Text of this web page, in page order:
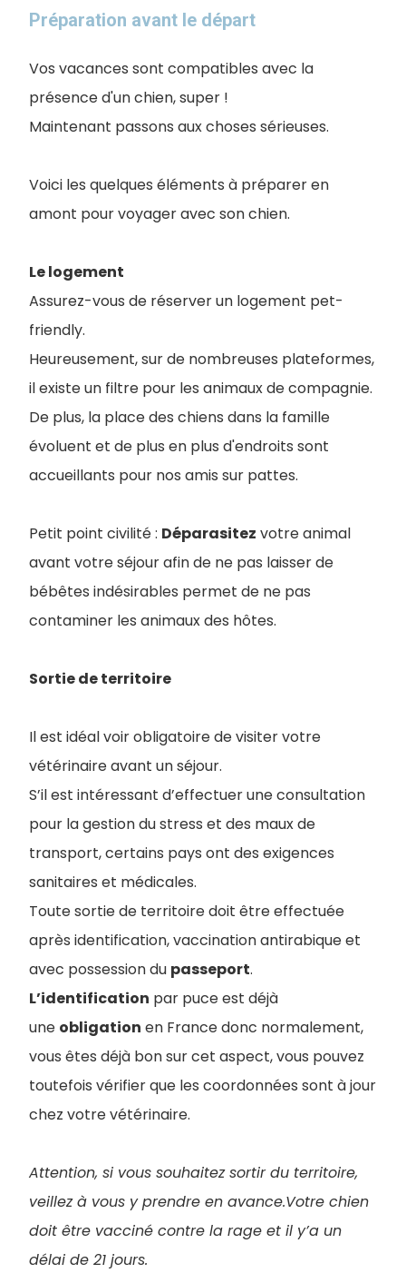
Préparation avant le départ
Vos vacances sont compatibles avec la
présence d'un chien, super !
Maintenant passons aux choses sérieuses.
Voici les quelques éléments à préparer en
amont pour voyager avec son chien.
Le logement
Assurez-vous de réserver un logement pet-
friendly.
Heureusement, sur de nombreuses plateformes,
il existe un filtre pour les animaux de compagnie.
De plus, la place des chiens dans la famille
évoluent et de plus en plus d'endroits sont
accueillants pour nos amis sur pattes.
Petit point civilité : Déparasitez votre animal
avant votre séjour afin de ne pas laisser de
bébêtes indésirables permet de ne pas
contaminer les animaux des hôtes.
Sortie de territoire
Il est idéal voir obligatoire de visiter votre
vétérinaire avant un séjour.
S’il est intéressant d’effectuer une consultation
pour la gestion du stress et des maux de
transport, certains pays ont des exigences
sanitaires et médicales.
Toute sortie de territoire doit être effectuée
après identification, vaccination antirabique et
avec possession du passeport.
L’identification par puce est déjà
une obligation en France donc normalement,
vous êtes déjà bon sur cet aspect, vous pouvez
toutefois vérifier que les coordonnées sont à jour
chez votre vétérinaire.
Attention, si vous souhaitez sortir du territoire,
veillez à vous y prendre en avance.Votre chien
doit être vacciné contre la rage et il y’a un
délai de 21 jours.